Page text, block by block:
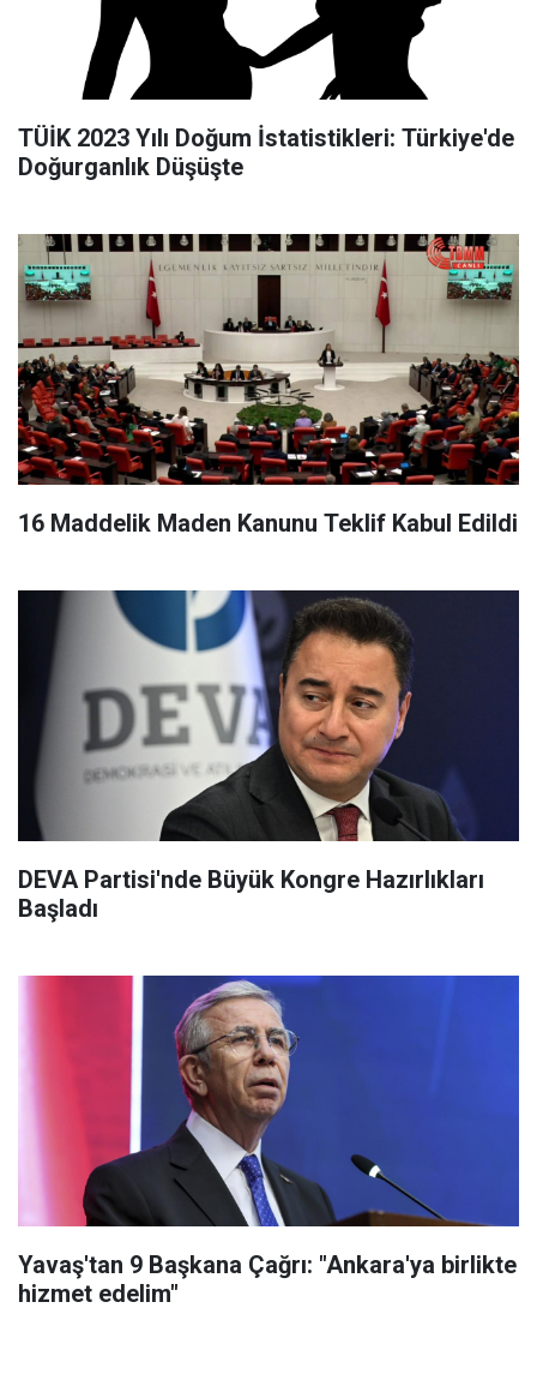
TÜİK 2023 Yılı Doğum İstatistikleri: Türkiye'de
Doğurganlık Düşüşte
16 Maddelik Maden Kanunu Teklif Kabul Edildi
DEVA Partisi'nde Büyük Kongre Hazırlıkları
Başladı
Yavaş'tan 9 Başkana Çağrı: "Ankara'ya birlikte
hizmet edelim"